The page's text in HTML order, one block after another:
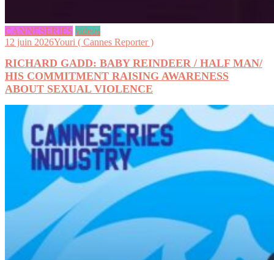
CANNESERIES videos
12 juin 2026Youri ( Cannes Reporter )
RICHARD GADD: BABY REINDEER / HALF MAN/
HIS COMMITMENT RAISING AWARENESS
ABOUT SEXUAL VIOLENCE